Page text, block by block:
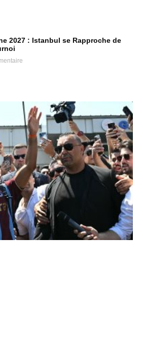
2027 : Istanbul se Rapproche de